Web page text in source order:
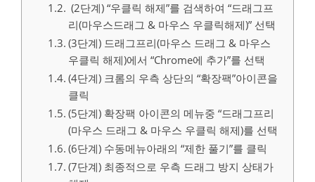
(2단계) “우클릭 해제”를 검색하여 “드래그프
리(마우스드래그 & 마우스 우클릭해제)” 선택
(3단계) 드래그프리(마우스 드래그 & 마우스
우클릭 해제)에서 “Chrome에 추가”를 선택
(4단계) 크롬의 우측 상단의 “확장팩”아이콘을
클릭
(5단계) 확장팩 아이콘의 메뉴중 “드래그프리
(마우스 드래그 & 마우스 우클릭 해제)를 선택
(6단계) 수동메뉴아래의 “제한 풀기”를 클릭
(7단계) 최종적으로 우측 드래그 방지 상태가